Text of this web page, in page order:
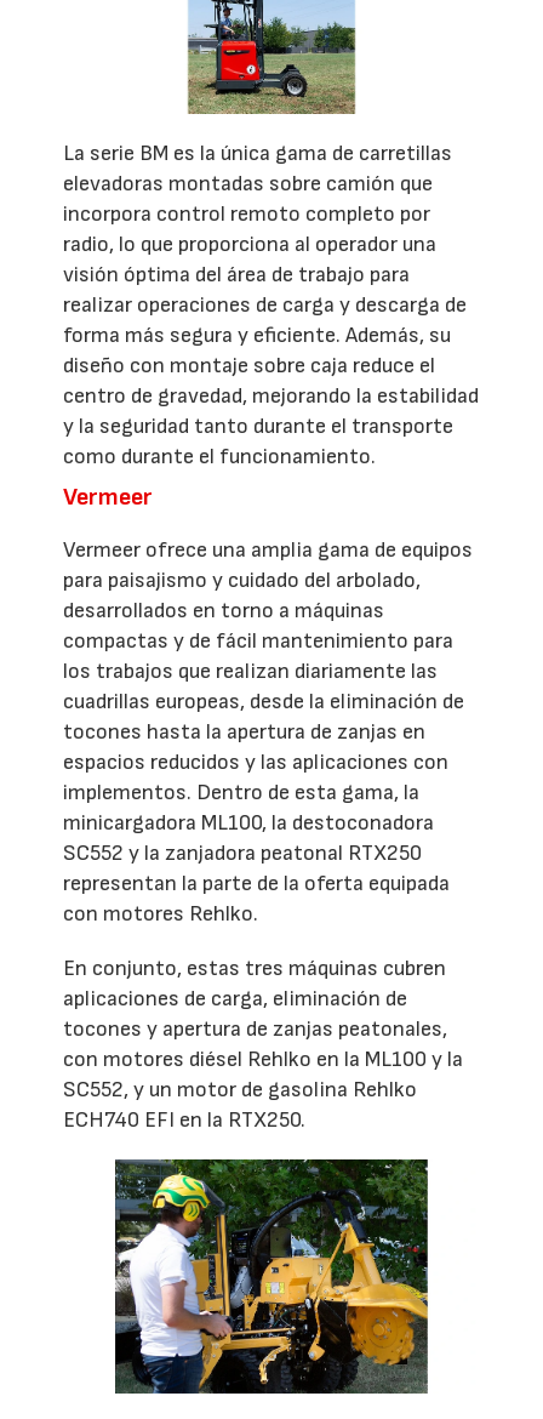
La serie BM es la única gama de carretillas
elevadoras montadas sobre camión que
incorpora control remoto completo por
radio, lo que proporciona al operador una
visión óptima del área de trabajo para
realizar operaciones de carga y descarga de
forma más segura y eficiente. Además, su
diseño con montaje sobre caja reduce el
centro de gravedad, mejorando la estabilidad
y la seguridad tanto durante el transporte
como durante el funcionamiento.
Vermeer
Vermeer ofrece una amplia gama de equipos
para paisajismo y cuidado del arbolado,
desarrollados en torno a máquinas
compactas y de fácil mantenimiento para
los trabajos que realizan diariamente las
cuadrillas europeas, desde la eliminación de
tocones hasta la apertura de zanjas en
espacios reducidos y las aplicaciones con
implementos. Dentro de esta gama, la
minicargadora ML100, la destoconadora
SC552 y la zanjadora peatonal RTX250
representan la parte de la oferta equipada
con motores Rehlko.
En conjunto, estas tres máquinas cubren
aplicaciones de carga, eliminación de
tocones y apertura de zanjas peatonales,
con motores diésel Rehlko en la ML100 y la
SC552, y un motor de gasolina Rehlko
ECH740 EFI en la RTX250.